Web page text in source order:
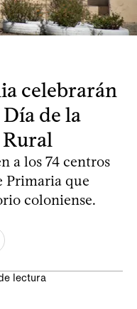
celebrarán
de la
a los 74 centros
Primaria que
coloniense.
lectura